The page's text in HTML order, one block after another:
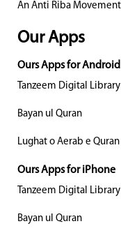
An Anti Riba Movement
Our Apps
Ours Apps for
Tanzeem Digital Library
Bayan ul Quran
Lughat o Aerab e Quran
Ours Apps for iPhone
Tanzeem Digital Library
Bayan ul Quran